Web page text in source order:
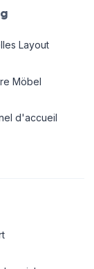
Layout
Möbel
d'accueil